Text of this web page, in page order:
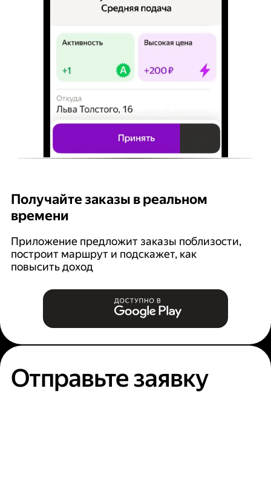
Получайте заказы в реальном
времени
Приложение предложит заказы поблизости,
построит маршрут и подскажет, как
повысить доход
Отправьте заявку